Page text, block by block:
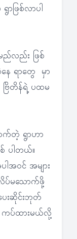
ဖြစ်လာပါ
ည်လည်း ဖြစ်
ေ ရာတွေ မှာ
ြိတိန်ရဲ့ ပထမ
က်တဲ့ ရွာဟာ
ပါတယ်။
အဝင် အများ
ပ်မသောက်ဖို့
ေးဆိုင်းဘုတ်
ကပ်ထားမယ်လို့